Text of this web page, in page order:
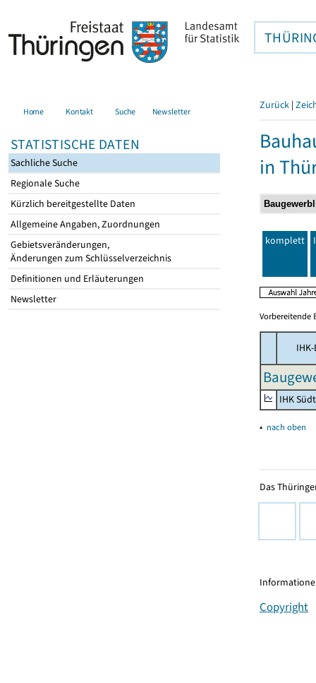
Home Kontakt Suche Newsletter
STATISTISCHE DATEN
Sachliche Suche
Regionale Suche
Kürzlich bereitgestellte Daten
Allgemeine Angaben, Zuordnungen
Gebietsveränderungen,
Änderungen zum Schlüsselverzeichnis
Definitionen und Erläuterungen
Newsletter
Zurück |
in
komplett
Vorbereitende
IHK
▴ nach oben
Das
Copyright